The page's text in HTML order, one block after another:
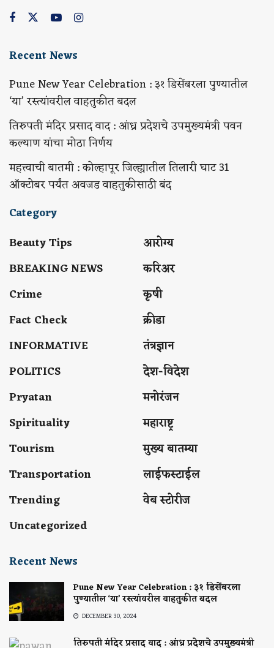
Recent News
Pune New Year Celebration : ३१ डिसेंबरला पुण्यातील
‘या’ रस्त्यांवरील वाहतुकीत बदल
तिरुपती मंदिर प्रसाद वाद : आंध्र प्रदेशचे उपमुख्यमंत्री पवन
कल्याण यांचा मोठा निर्णय
महत्त्वाची बातमी : कोल्हापूर जिल्ह्यातील तिलारी घाट 31
ऑक्टोबर पर्यंत अवजड वाहतुकीसाठी बंद
Category
Beauty Tips
BREAKING NEWS
Crime
Fact Check
INFORMATIVE
POLITICS
Pryatan
Spirituality
Tourism
Transportation
Trending
Uncategorized
आरोग्य
करिअर
कृषी
क्रीडा
तंत्रज्ञान
देश-विदेश
मनोरंजन
महाराष्ट्र
मुख्य बातम्या
लाईफस्टाईल
वेब स्टोरीज
Recent News
Pune New Year Celebration : ३१ डिसेंबरला
पुण्यातील ‘या’ रस्त्यांवरील वाहतुकीत बदल
DECEMBER 30, 2024
तिरुपती मंदिर प्रसाद वाद : आंध्र प्रदेशचे उपमुख्यमंत्री